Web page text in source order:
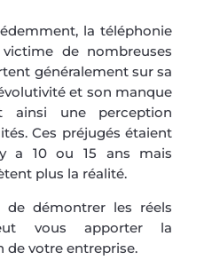
la téléphonie
de nombreuses
généralement sur sa
et son manque
ainsi une perception
Ces préjugés étaient
a 10 ou 15 ans mais
plus la réalité.
de démontrer les réels
vous apporter la
de votre entreprise.